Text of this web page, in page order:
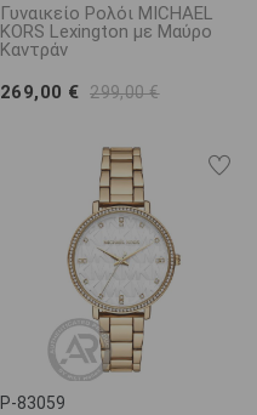
Γυναικείο Ρολόι MICHAEL
KORS Lexington με Μαύρο
Καντράν
269,00 € 299,00 €
P-83059